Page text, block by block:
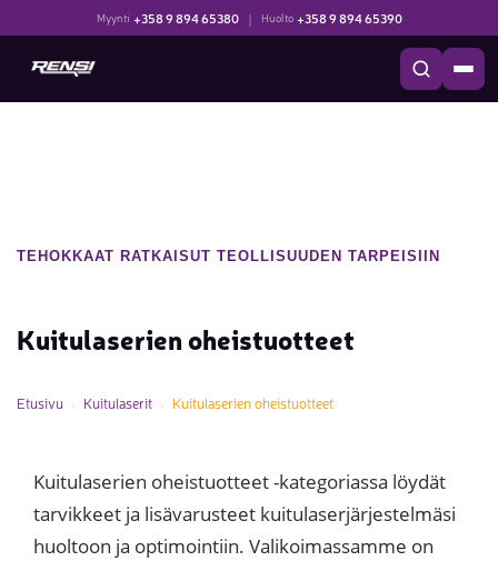
Myynti +358 9 894 65380 | Huolto +358 9 894 65390
TEHOKKAAT RATKAISUT TEOLLISUUDEN TARPEISIIN
Kuitulaserien oheistuotteet
Etusivu Kuitulaserit Kuitulaserien oheistuotteet
Kuitulaserien oheistuotteet -kategoriassa löydät
tarvikkeet ja lisävarusteet kuitulaserjärjestelmäsi
huoltoon ja optimointiin. Valikoimassamme on